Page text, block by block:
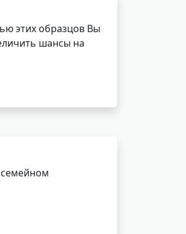
этих образцов Вы
шансы на